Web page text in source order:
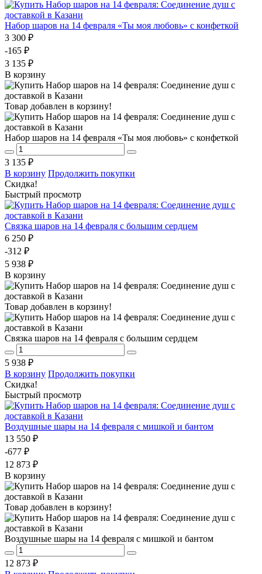
Набор шаров на 14 февраля «Ты моя любовь» с конфеткой
3 300 ₽
-165 ₽
3 135 ₽
В корзину
Товар добавлен в корзину!
Набор шаров на 14 февраля «Ты моя любовь» с конфеткой
3 135 ₽
В корзину Продолжить покупки
Скидка!
Быстрый просмотр
Связка шаров на 14 февраля с большим сердцем
6 250 ₽
-312 ₽
5 938 ₽
В корзину
Товар добавлен в корзину!
Связка шаров на 14 февраля с большим сердцем
5 938 ₽
В корзину Продолжить покупки
Скидка!
Быстрый просмотр
Воздушные шары на 14 февраля с мишкой и бантом
13 550 ₽
-677 ₽
12 873 ₽
В корзину
Товар добавлен в корзину!
Воздушные шары на 14 февраля с мишкой и бантом
12 873 ₽